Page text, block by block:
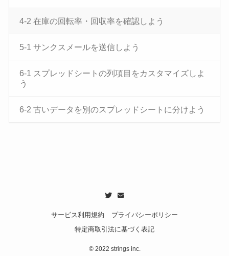
4-2 在庫の回転率・回収率を確認しよう
5-1 サンクスメールを送信しよう
6-1 スプレッドシートの列項目をカスタマイズしよ
う
6-2 古いデータを別のスプレッドシートに分けよう
サービス利用規約
プライバシーポリシー
特定商取引法に基づく表記
©2022 strings inc.